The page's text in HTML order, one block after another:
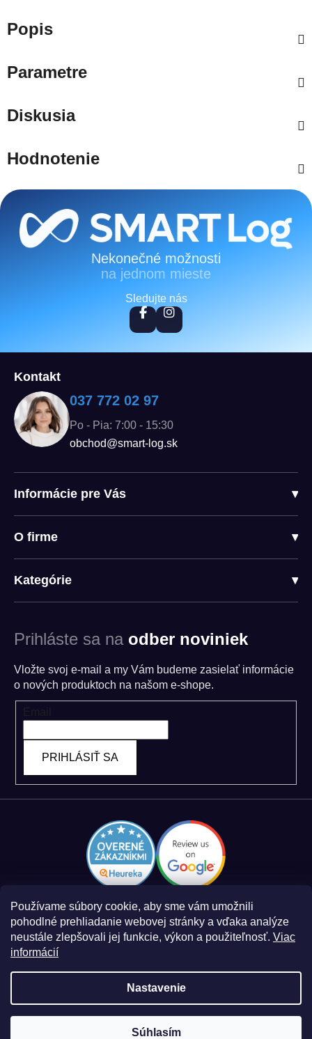
Používame súbory cookie, aby sme vám umožnili
pohodlné prehliadanie webovej stránky a vďaka analýze
neustále zlepšovali jej funkcie, výkon a použiteľnosť. Viac
informácií
Nastavenie
Súhlasím
Popis
Parametre
Diskusia
Hodnotenie
Zápätie
Nekonečné možnosti
na jednom mieste
Sledujte nás
Kontakt
037 772 02 97
Po - Pia: 7:00 - 15:30
obchod@smart-log.sk
Informácie pre Vás ▾
O firme ▾
Kategórie ▾
Prihláste sa na odber noviniek
Vložte svoj e-mail a my Vám budeme zasielať informácie
o nových produktoch na našom e-shope.
PRIHLÁSIŤ SA
Zásady spracovania osobných údajov
Obchodné podmienky
Vytvoril Shoptet a